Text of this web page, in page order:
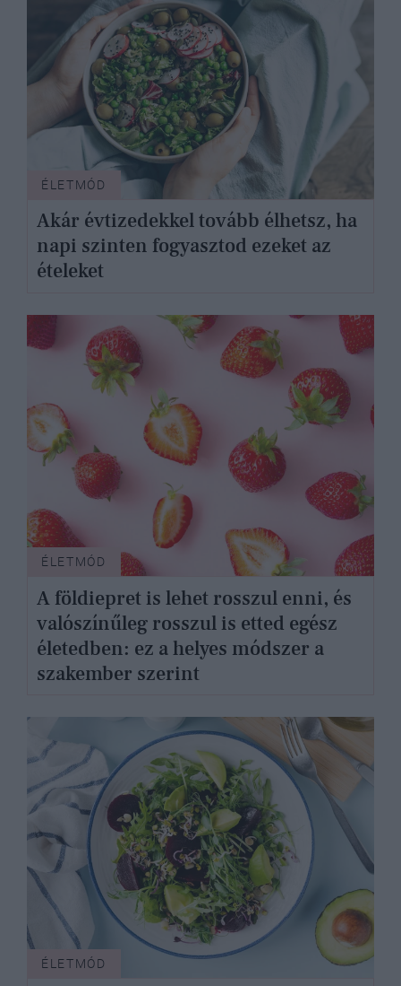
ÉLETMÓD
Akár évtizedekkel tovább élhetsz, ha
napi szinten fogyasztod ezeket az
ételeket
ÉLETMÓD
A földiepret is lehet rosszul enni, és
valószínűleg rosszul is etted egész
életedben: ez a helyes módszer a
szakember szerint
ÉLETMÓD